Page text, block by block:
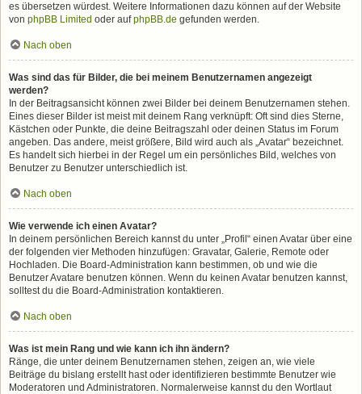
es übersetzen würdest. Weitere Informationen dazu können auf der Website
von phpBB Limited oder aufphpBB.de gefunden werden.
Nach oben
Was sind das für Bilder, die bei meinem Benutzernamen angezeigt
werden?
In der Beitragsansicht können zwei Bilder bei deinem Benutzernamen stehen.
Eines dieser Bilder ist meist mit deinem Rang verknüpft: Oft sind dies Sterne,
Kästchen oder Punkte, die deine Beitragszahl oder deinen Status im Forum
angeben. Das andere, meist größere, Bild wird auch als „Avatar“ bezeichnet.
Es handelt sich hierbei in der Regel um ein persönliches Bild, welches von
Benutzer zu Benutzer unterschiedlich ist.
Nach oben
Wie verwende ich einen Avatar?
In deinem persönlichen Bereich kannst du unter „Profil“ einen Avatar über eine
der folgenden vier Methoden hinzufügen: Gravatar, Galerie, Remote oder
Hochladen. Die Board-Administration kann bestimmen, ob und wie die
Benutzer Avatare benutzen können. Wenn du keinen Avatar benutzen kannst,
solltest du die Board-Administration kontaktieren.
Nach oben
Was ist mein Rang und wie kann ich ihn ändern?
Ränge, die unter deinem Benutzernamen stehen, zeigen an, wie viele
Beiträge du bislang erstellt hast oder identifizieren bestimmte Benutzer wie
Moderatoren und Administratoren. Normalerweise kannst du den Wortlaut